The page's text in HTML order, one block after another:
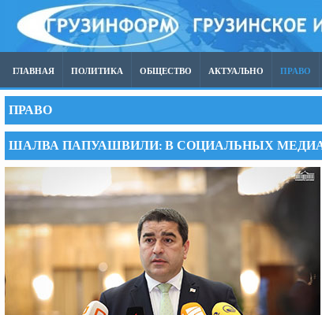
ГЛАВНАЯ ПОЛИТИКА ОБЩЕСТВО АКТУАЛЬНО ПРАВО
ПРАВО
ШАЛВА ПАПУАШВИЛИ: В СОЦИАЛЬНЫХ